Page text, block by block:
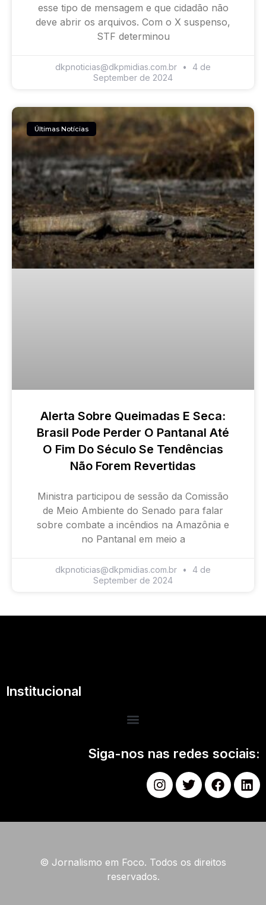
esse tipo de mensagem e que cidadão não
deve abrir os arquivos. Com o X suspenso,
STF determinou
dkpnoticias@dkpmidias.com.br
4 de
September de 2024
Últimas Notícias
Alerta Sobre Queimadas E Seca:
Brasil Pode Perder O Pantanal Até
O Fim Do Século Se Tendências
Não Forem Revertidas
Ministra participou de sessão da Comissão
de Meio Ambiente do Senado para falar
sobre combate a incêndios na Amazônia e
no Pantanal em meio a
dkpnoticias@dkpmidias.com.br
4 de
September de 2024
Institucional
Siga-nos nas redes sociais:
© Jornalismo em Foco. Todos os direitos
reservados.